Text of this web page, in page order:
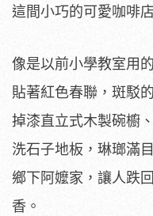
這間小巧的可愛咖啡店
像是以前小學教室用
貼著紅色春聯，斑駁
掉漆直立式木製碗櫥
洗石子地板，琳瑯滿
鄉下阿嬤家，讓人跌
香。